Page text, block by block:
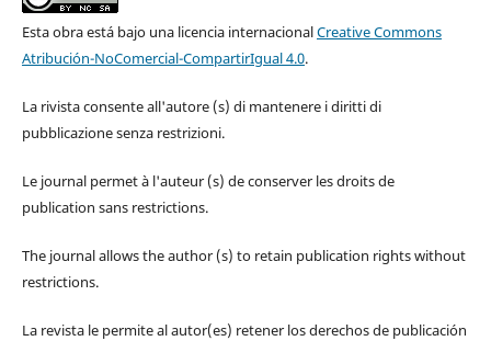
Esta obra está bajo una licencia internacionalCreative Commons
Atribución-NoComercial-CompartirIgual 4.0.
La rivista consente all'autore (s) di mantenere i diritti di
pubblicazione senza restrizioni.
Le journal permet à l'auteur (s) de conserver les droits de
publication sans restrictions.
The journal allows the author (s) to retain publication rights without
restrictions.
La revista le permite al autor(es) retener los derechos de publicación